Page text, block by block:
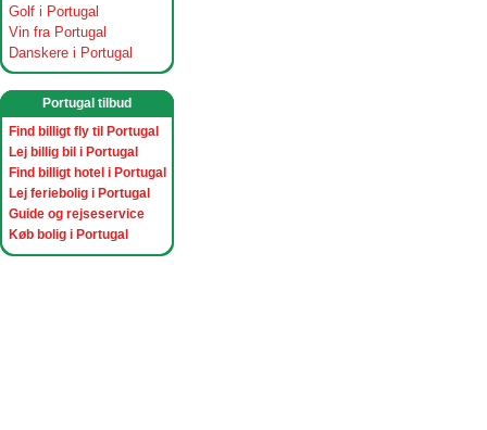
Golf i Portugal
Vin fra Portugal
Danskere i Portugal
Portugal tilbud
Find billigt fly til Portugal
Lej billig bil i Portugal
Find billigt hotel i Portugal
Lej feriebolig i Portugal
Guide og rejseservice
Køb bolig i Portugal